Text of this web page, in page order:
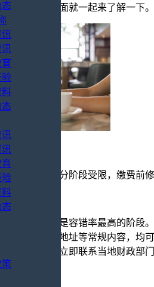
态
讯
讯
验
料
态
讯
讯
验
料
态
？怎么改？下面就一起来了解一下。
可以修改，但分阶段受限，缴费前
未完成缴费
捷的阶段，也是容错率最高的阶
历信息、通讯地址等常规内容，
信息有误，需立即联系当地财政部
已完成缴费